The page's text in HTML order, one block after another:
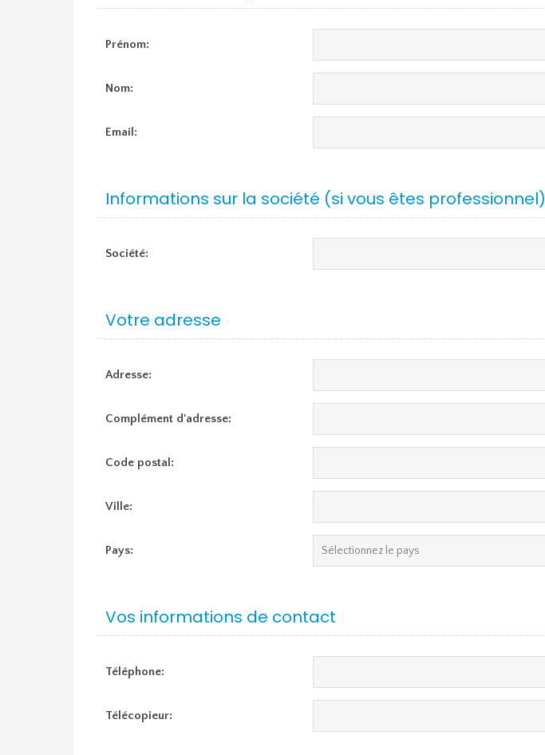
Prénom:
Nom:
Email:
Informations sur la société (si vous êtes professionnel)
Société:
Votre adresse
Adresse:
Complément d'adresse:
Code postal:
Ville:
Pays:
Vos informations de contact
Téléphone:
Télécopieur: